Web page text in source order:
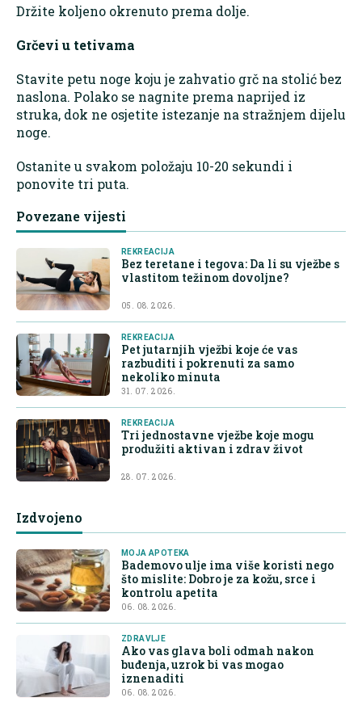
Držite koljeno okrenuto prema dolje.
Grčevi u tetivama
Stavite petu noge koju je zahvatio grč na stolić bez
naslona. Polako se nagnite prema naprijed iz
struka, dok ne osjetite istezanje na stražnjem dijelu
noge.
Ostanite u svakom položaju 10-20 sekundi i
ponovite tri puta.
Povezane vijesti
REKREACIJA
Bez teretane i tegova: Da li su vježbe s
vlastitom težinom dovoljne?
05. 08. 2026.
REKREACIJA
Pet jutarnjih vježbi koje će vas
razbuditi i pokrenuti za samo
nekoliko minuta
31. 07. 2026.
REKREACIJA
Tri jednostavne vježbe koje mogu
produžiti aktivan i zdrav život
28. 07. 2026.
Izdvojeno
MOJA APOTEKA
Bademovo ulje ima više koristi nego
što mislite: Dobro je za kožu, srce i
kontrolu apetita
06. 08. 2026.
ZDRAVLJE
Ako vas glava boli odmah nakon
buđenja, uzrok bi vas mogao
iznenaditi
06. 08. 2026.